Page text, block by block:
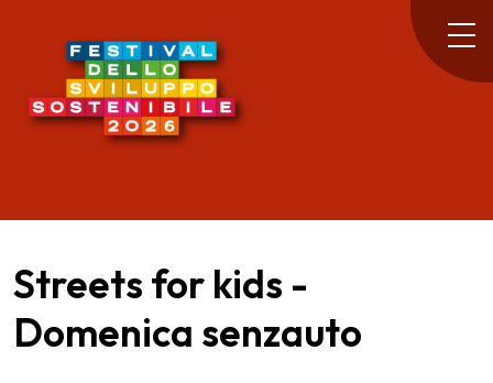
Streets for kids -
Domenica senzauto